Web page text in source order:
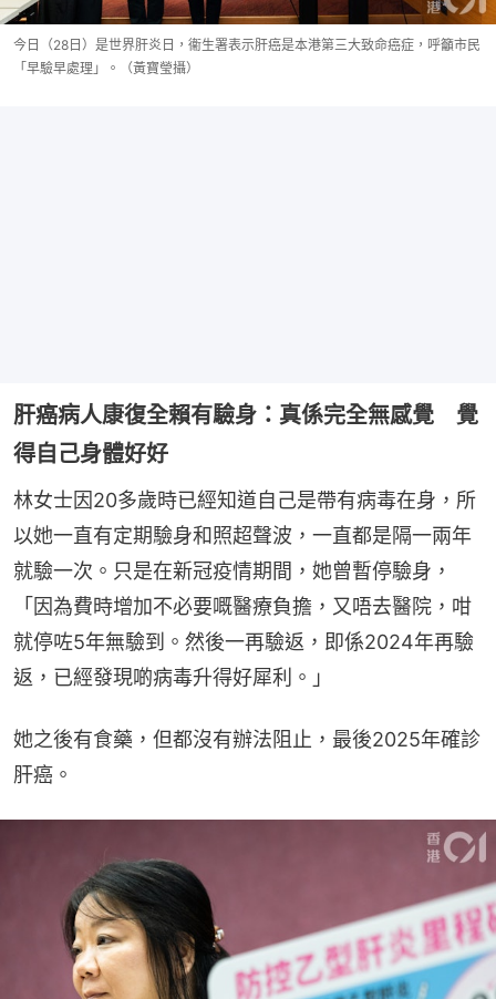
今日（28日）是世界肝炎日，衞生署表示肝癌是本港第三大致命癌症，呼籲市民
「早驗早處理」。（黃寶瑩攝）
肝癌病人康復全賴有驗身：真係完全無感覺 覺
得自己身體好好
林女士因20多歲時已經知道自己是帶有病毒在身，所
以她一直有定期驗身和照超聲波，一直都是隔一兩年
就驗一次。只是在新冠疫情期間，她曾暫停驗身，
「因為費時增加不必要嘅醫療負擔，又唔去醫院，咁
就停咗5年無驗到。然後一再驗返，即係2024年再驗
返，已經發現啲病毒升得好犀利。」
她之後有食藥，但都沒有辦法阻止，最後2025年確診
肝癌。